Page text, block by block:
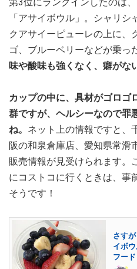
第3位にランクインしたのは
「アサイボウル」。シャリ
クアサイーピューレの上に、
ゴ、ブルーベリーなどが乗っ
味や酸味も強くなく、癖がな
カップの中に、具材がゴロゴ
群ですが、ヘルシーなので罪
ね。 ネット上の情報ですと、
阪の和泉倉庫店、愛知県常滑
販売情報が見受けられます。
にコストコに行くときは、事
そうです！
さす
イボ
フード